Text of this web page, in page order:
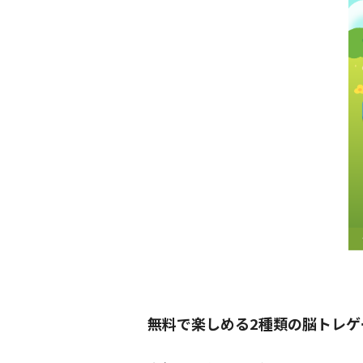
無料で楽しめる2種類の脳トレ